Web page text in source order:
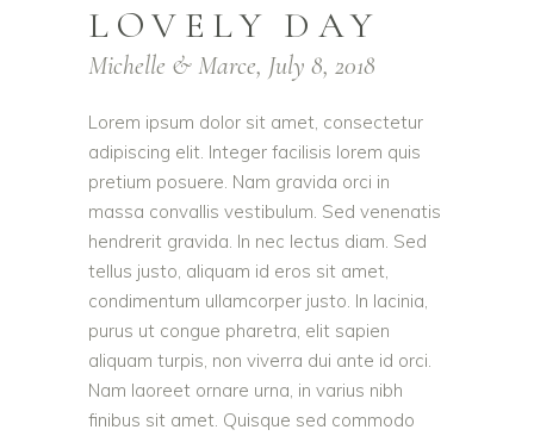
LOVELY DAY
Michelle & Marce, July 8, 2018
Lorem ipsum dolor sit amet, consectetur
adipiscing elit. Integer facilisis lorem quis
pretium posuere. Nam gravida orci in
massa convallis vestibulum. Sed venenatis
hendrerit gravida. In nec lectus diam. Sed
tellus justo, aliquam id eros sit amet,
condimentum ullamcorper justo. In lacinia,
purus ut congue pharetra, elit sapien
aliquam turpis, non viverra dui ante id orci.
Nam laoreet ornare urna, in varius nibh
finibus sit amet. Quisque sed commodo